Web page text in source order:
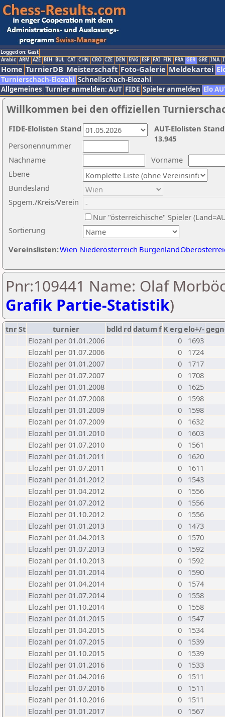
Logged on: Gast
Arabic ARM AZE BIH BUL CAT CHN CRO CZE DEN ENG ESP FAI FIN FRA GER GRE INA
Home TurnierDB Meisterschaft Foto-Galerie Meldekartei
Turnierschach-Elozahl Schnellschach-Elozahl
Allgemeines Turnier anmelden: AUT FIDE Spieler anmelden Elo
Willkommen bei den offiziellen
Nachname
Vorname
Ebene
Sortierung
Personennummer
Bundesland
Spgem./Kreis/Verein
Nur "österreichische" Spieler
Vereinslisten:Wien Niederösterreich Burgenland
AUT-Elolisten
13.945
FIDE-Elolisten Stand
Pnr:109441 Name: Olaf
Grafik Partie-Statistik)
tnrSt turnier bdld rd datumf Kerg elo+/-
Elozahl per 01.01.2006
0
1693
Elozahl per 01.07.2006
0
1724
Elozahl per 01.01.2007
0
1717
Elozahl per 01.07.2007
0
1708
Elozahl per 01.01.2008
0
1625
Elozahl per 01.07.2008
0
1598
Elozahl per 01.01.2009
0
1598
Elozahl per 01.07.2009
0
1632
Elozahl per 01.01.2010
0
1603
Elozahl per 01.07.2010
0
1561
Elozahl per 01.01.2011
0
1620
Elozahl per 01.07.2011
0
1611
Elozahl per 01.01.2012
0
1543
Elozahl per 01.04.2012
0
1556
Elozahl per 01.07.2012
0
1556
Elozahl per 01.10.2012
0
1556
Elozahl per 01.01.2013
0
1473
Elozahl per 01.04.2013
0
1570
Elozahl per 01.07.2013
0
1592
Elozahl per 01.10.2013
0
1592
Elozahl per 01.01.2014
0
1590
Elozahl per 01.04.2014
0
1574
Elozahl per 01.07.2014
0
1558
Elozahl per 01.10.2014
0
1558
Elozahl per 01.01.2015
0
1547
Elozahl per 01.04.2015
0
1534
Elozahl per 01.07.2015
0
1539
Elozahl per 01.10.2015
0
1539
Elozahl per 01.01.2016
0
1533
Elozahl per 01.04.2016
0
1511
Elozahl per 01.07.2016
0
1511
Elozahl per 01.10.2016
0
1511
Elozahl per 01.01.2017
0
1567